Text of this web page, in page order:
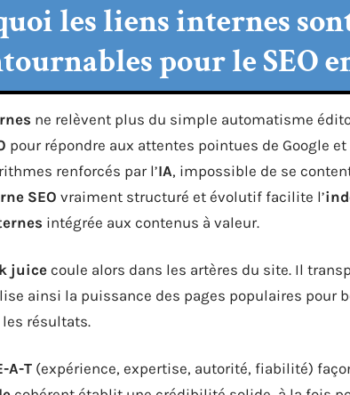
les liens internes
pour le SEO
ne relèvent plus du simple automatisme
pour répondre aux attentes pointues de Google et
renforcés par l’IA, impossible de se
SEO vraiment structuré et évolutif facilite l’
intégrée aux contenus à valeur.
juice coule alors dans les artères du site. Il
ainsi la puissance des pages populaires pour
résultats.
A-T (expérience, expertise, autorité, fiabilité)